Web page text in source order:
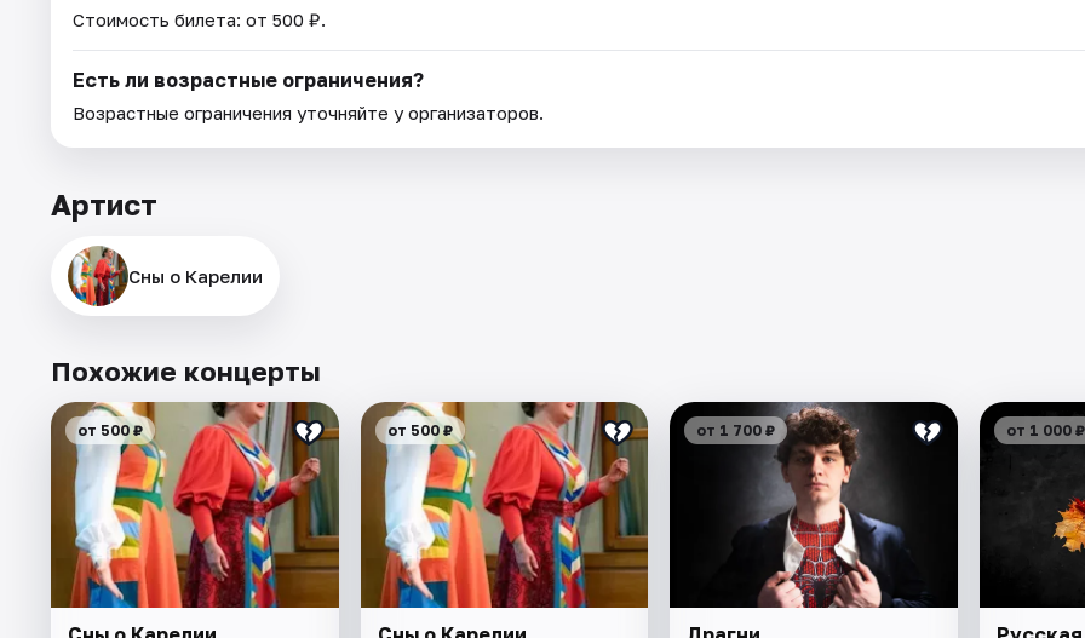
Стоимость билета: от 500 ₽.
Есть ли возрастные ограничения?
Возрастные ограничения уточняйте у организаторов.
Артист
Сны о Карелии
Похожие концерты
от 500 ₽ от 500 ₽ от 1 700 ₽ от 1 000 ₽